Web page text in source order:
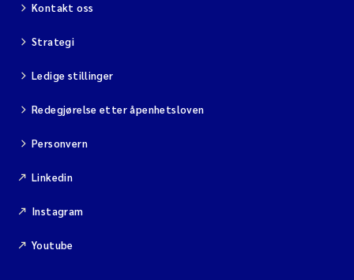
Kontakt oss
Strategi
Ledige stillinger
Redegjørelse etter åpenhetsloven
Personvern
Linkedin
Instagram
Youtube